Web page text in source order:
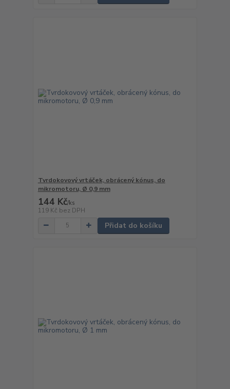
Tvrdokovový vrtáček, obrácený kónus, do
mikromotoru, Ø 0,9 mm
144 Kč/ks
119 Kč bez DPH
Přidat do košíku